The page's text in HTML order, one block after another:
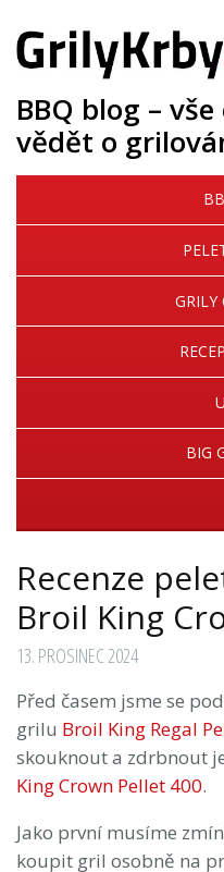
BBQ blog –
vědět o
GRILY
BIG
Recenze
Broil King
13. PROSINEC 2024
Před časem jsme se
grilu Broil King Regal
skouknout a zdrbnout
King Crown Pellet 400.
Jako první musíme
koupit gril osobně na